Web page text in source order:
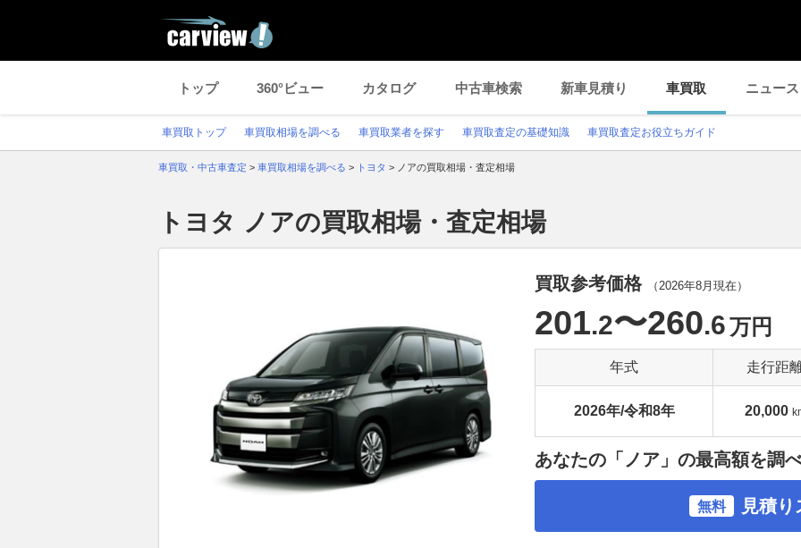
トップ 360°ビュー カタログ 中古車検索 新車見積り 車買取 ニュース
車買取トップ 車買取相場を調べる 車買取業者を探す 車買取査定の基礎知識 車買取査定お役立ちガイド
車買取・中古車査定 > 車買取相場を調べる > トヨタ > ノアの買取相場・査定相場
トヨタ ノアの買取相場・査定相場
買取参考価格 （2026年8月 現在）
201.2〜260.6万円
年式 走行距
2026年/令和8年 20,000
あなたの「ノア」の最高額を調
無料 見積